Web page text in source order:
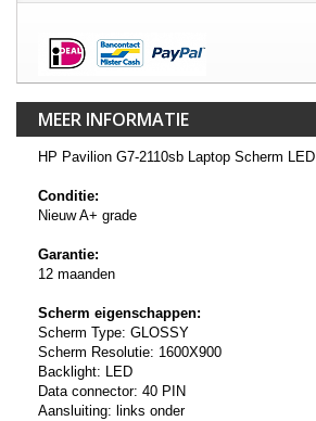
MEER INFORMATIE
HP Pavilion G7-2110sb Laptop Scherm LED
Conditie:
Nieuw A+ grade
Garantie:
12 maanden
Scherm eigenschappen:
Scherm Type: GLOSSY
Scherm Resolutie: 1600X900
Backlight: LED
Data connector: 40 PIN
Aansluiting: links onder